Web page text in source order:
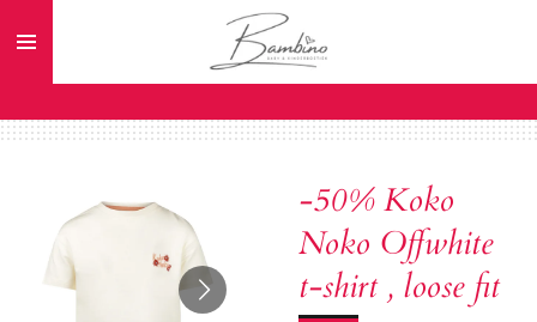
direct
hoofdinhoud
-50% Koko
Noko Offwhite
t-shirt , loose fit